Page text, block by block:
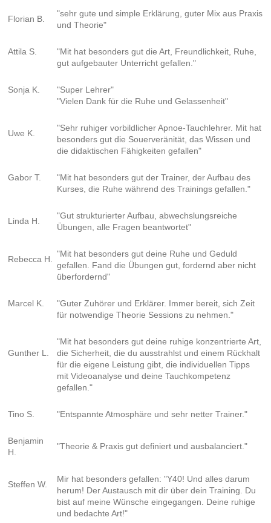
Florian B.
"sehr gute und simple Erklärung, guter Mix aus Praxis
und Theorie"
Attila S.
"Mit hat besonders gut die Art, Freundlichkeit, Ruhe,
gut aufgebauter Unterricht gefallen."
Sonja K.
"Super Lehrer"
"Vielen Dank für die Ruhe und Gelassenheit"
Uwe K.
"Sehr ruhiger vorbildlicher Apnoe-Tauchlehrer. Mit hat
besonders gut die Souerveränität, das Wissen und
die didaktischen Fähigkeiten gefallen"
Gabor T.
"Mit hat besonders gut der Trainer, der Aufbau des
Kurses, die Ruhe während des Trainings gefallen."
Linda H.
"Gut strukturierter Aufbau, abwechslungsreiche
Übungen, alle Fragen beantwortet"
Rebecca H.
"Mit hat besonders gut deine Ruhe und Geduld
gefallen. Fand die Übungen gut, fordernd aber nicht
überfordernd"
Marcel K.
"Guter Zuhörer und Erklärer. Immer bereit, sich Zeit
für notwendige Theorie Sessions zu nehmen."
Gunther L.
"Mit hat besonders gut deine ruhige konzentrierte Art,
die Sicherheit, die du ausstrahlst und einem Rückhalt
für die eigene Leistung gibt, die individuellen Tipps
mit Videoanalyse und deine Tauchkompetenz
gefallen."
Tino S. "Entspannte Atmosphäre und sehr netter Trainer."
Benjamin
H.
"Theorie & Praxis gut definiert und ausbalanciert."
Steffen W.
Mir hat besonders gefallen: "Y40! Und alles darum
herum! Der Austausch mit dir über dein Training. Du
bist auf meine Wünsche eingegangen. Deine ruhige
und bedachte Art!"